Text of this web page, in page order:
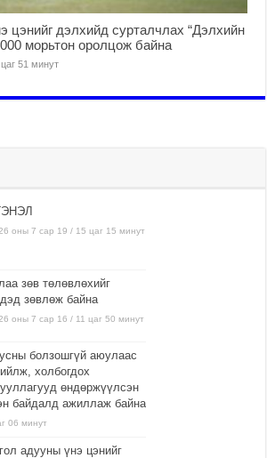
цэнийг дэлхийд сурталчлах “Дэлхийн
морьтон оролцож байна
51 минут
оны 7 сар 19 / 15 цаг 15 минут
зөв төлөвлөхийг
зөвлөж байна
оны 7 сар 16 / 11 цаг 50 минут
болзошгүй аюулаас
холбогдох
өндөржүүлсэн
байдалд ажиллаж байна
06 минут
адууны үнэ цэнийг